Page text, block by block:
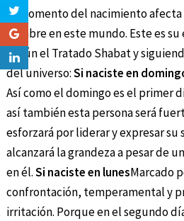
el momento del nacimiento
hombre en este mundo. Este es
según el Tratado Shabat y
del universo:Si naciste en
Así como el domingo es el primer
así también esta persona será
esforzará por liderar y expresar
alcanzará la grandeza a pesar de
en él.Si naciste en lunesMarcado
confrontación, temperamental y
irritación. Porque en el segundo